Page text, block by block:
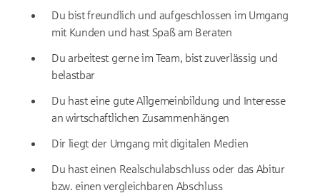
Du bist freundlich und aufgeschlossen im Umgang
mit Kunden und hast Spaß am Beraten
Du arbeitest gerne im Team, bist zuverlässig und
belastbar
Du hast eine gute Allgemeinbildung und Interesse
an wirtschaftlichen Zusammenhängen
Dir liegt der Umgang mit digitalen Medien
Du hast einen Realschulabschluss oder das Abitur
bzw. einen vergleichbaren Abschluss